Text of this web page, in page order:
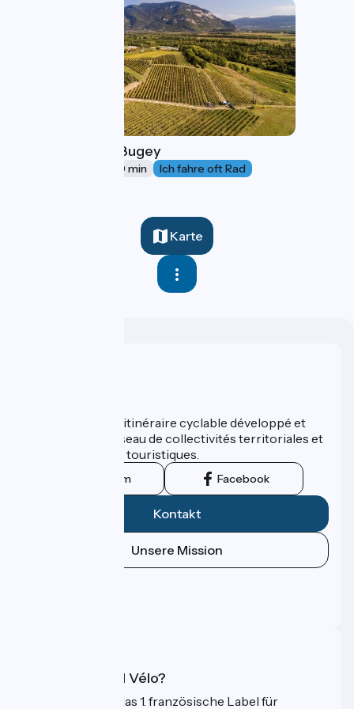
Weinberge des Bugey
3 h 00 min Ich fahre oft Rad
Karte
ViaRhôna est un itinéraire cyclable développé et
promu par un réseau de collectivités territoriales et
leurs institutions touristiques.
Instagram Facebook
Kontakt
Unsere Mission
Was ist Accueil Vélo?
Accueil Vélo ist das 1. französische Label für